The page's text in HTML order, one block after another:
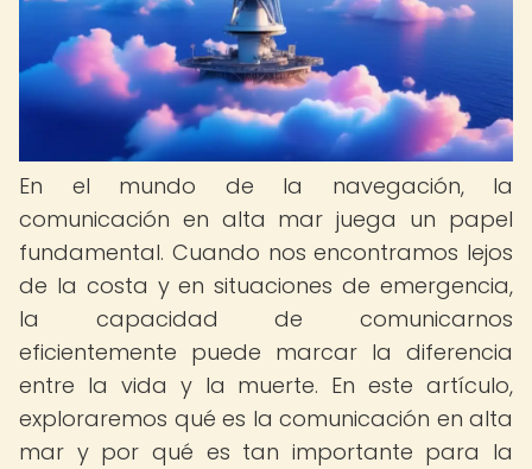
En el mundo de la navegación, la
comunicación en alta mar juega un papel
fundamental. Cuando nos encontramos lejos
de la costa y en situaciones de emergencia,
la capacidad de comunicarnos
eficientemente puede marcar la diferencia
entre la vida y la muerte. En este artículo,
exploraremos qué es la comunicación en alta
mar y por qué es tan importante para la